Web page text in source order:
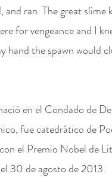
and ran. The great slime
for vengeance and I
hand the spawn would
en el Condado de
fue catedrático de
el Premio Nobel de
30 de agosto de 2013.